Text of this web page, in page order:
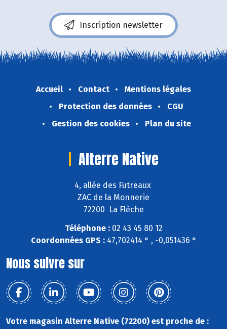
Inscription newsletter
Accueil Contact
Mentions légales
Protection des données
CGU
Gestion des cookies
Plan du site
Alterre Native
4, allée des Futreaux
ZAC de la Monnerie
72200 La Flèche
Téléphone :02 43 45 80 12
Coordonnées GPS :47,702414 ° , -0,051436 °
Nous suivre sur
Votre magasin Alterre Native (72200) est proche de :